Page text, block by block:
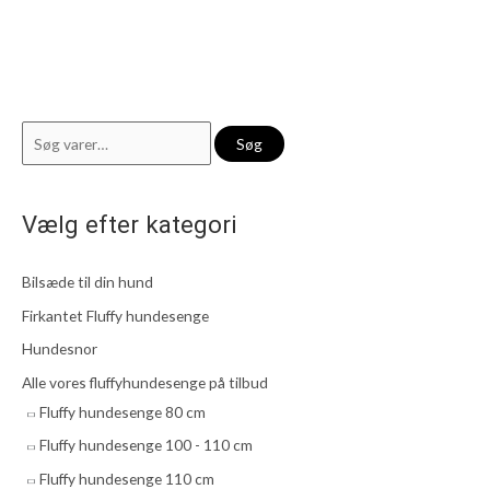
ø
e
t
e
r
Søg
Vælg efter kategori
Bilsæde til din hund
Firkantet Fluffy hundesenge
Hundesnor
Alle vores fluffyhundesenge på tilbud
Fluffy hundesenge 80 cm
Fluffy hundesenge 100 - 110 cm
Fluffy hundesenge 110 cm